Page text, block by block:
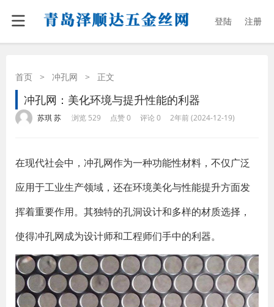
登陆 注册
首页 > 冲孔网 > 正文
冲孔网：美化环境与提升性能的利器
苏琪 苏 浏览 529 点赞 0 评论 0 2年前 (2024-12-19)
在现代社会中，冲孔网作为一种功能性材料，不仅广泛
应用于工业生产领域，还在环境美化与性能提升方面发
挥着重要作用。其独特的孔洞设计和多样的材质选择，
使得冲孔网成为设计师和工程师们手中的利器。